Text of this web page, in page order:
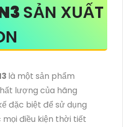
SẢN XUẤT
là một sản phẩm
lượng của hãng
đặc biệt để sử dụng
điều kiện thời tiết